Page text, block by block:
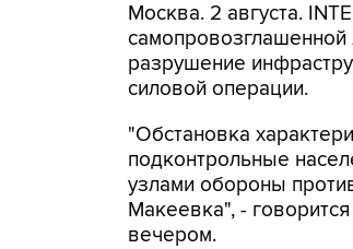
Москва. 2 августа.
самопровозглашенной
разрушение
силовой операции.
"Обстановка
подконтрольные
узлами обороны
Макеевка", -
вечером.